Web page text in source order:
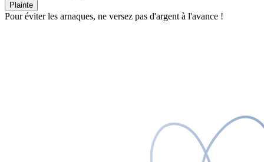
Plainte
Pour éviter les arnaques, ne versez pas d'argent à l'avance !